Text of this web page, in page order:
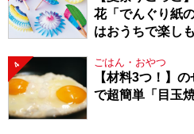
花「でんぐり紙
はおうちで楽し
4 ごはん・おやつ
【材料3つ！】
で超簡単「目玉